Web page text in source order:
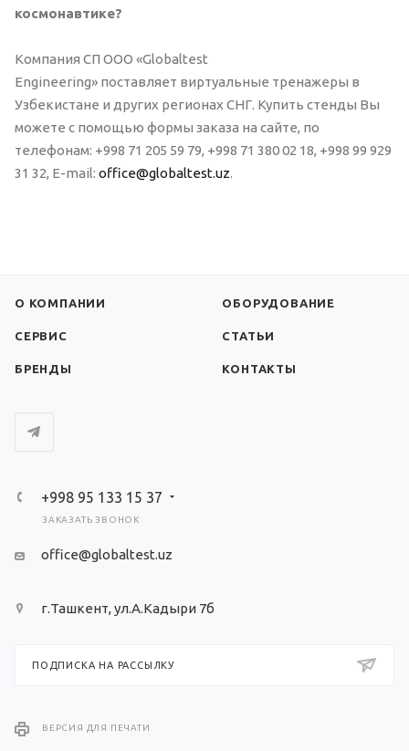
космонавтике?
Компания СП ООО «Globaltest
Engineering» поставляет виртуальные тренажеры в
Узбекистане и других регионах СНГ. Купить стенды Вы
можете с помощью формы заказа на сайте, по
телефонам: +998 71 205 59 79, +998 71 380 02 18, +998 99 929
31 32, E-mail: office@globaltest.uz.
О КОМПАНИИ ОБОРУДОВАНИЕ
СЕРВИС СТАТЬИ
БРЕНДЫ КОНТАКТЫ
+998 95 133 15 37
ЗАКАЗАТЬ ЗВОНОК
office@globaltest.uz
г.Ташкент, ул.А.Кадыри 7б
ПОДПИСКА НА РАССЫЛКУ
ВЕРСИЯ ДЛЯ ПЕЧАТИ